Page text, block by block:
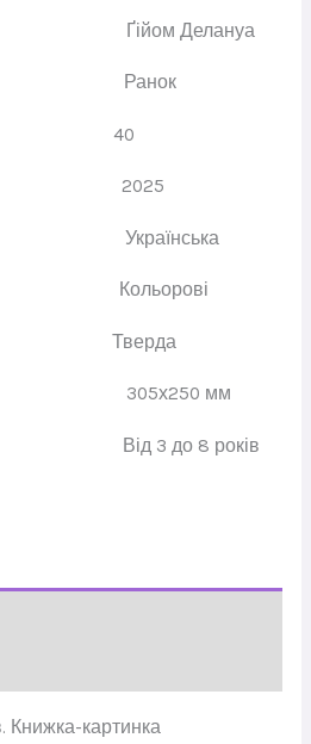
Ґійом Делануа
Ранок
40
2025
Українська
Кольорові
Тверда
305х250 мм
Від 3 до 8 років
Книжка-картинка